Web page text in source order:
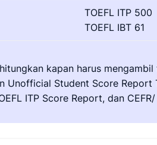
TOEFL ITP 500
TOEFL IBT 61
kapan harus
Student Score
ITP Score Report, dan